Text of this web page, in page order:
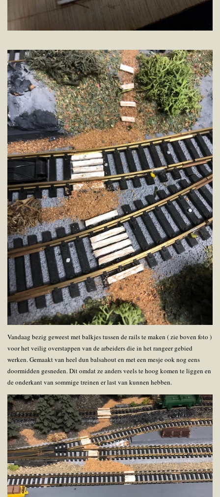
Vandaag bezig geweest met balkjes tussen de rails te maken ( zie boven foto )
voor het veilig overstappen van de arbeiders die in het rangeer gebied
werken. Gemaakt van heel dun balsahout en met een mesje ook nog eens
doormidden gesneden. Dit omdat ze anders veels te hoog komen te liggen en
de onderkant van sommige treinen er last van kunnen hebben.